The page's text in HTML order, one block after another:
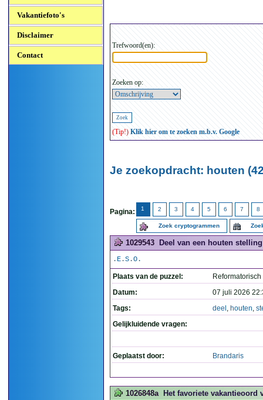
Vakantiefoto's
Disclaimer
Contact
Trefwoord(en):
Zoeken op:
(Tip!) Klik hier om te zoeken m.b.v. Google
Je zoekopdracht: houten
Pagina: 1 2 3 4 5 6 7 8
Zoek cryptogrammen
1029543 Deel van een houten
.E.S.O.
Plaats van de puzzel:
Datum:
07 juli 2026
Tags:
deel , houten,
Gelijkluidende vragen:
Geplaatst door: Brandaris
1026848a Het favoriete vakantieoord